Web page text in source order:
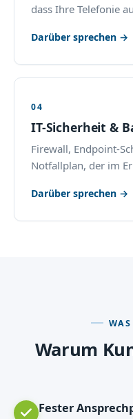
dass Ihre Telefonie
Darüber sprechen →
04
IT-Sicherheit &
Firewall, Endpoint-
Notfallplan, der im
Darüber sprechen →
Warum
Fester